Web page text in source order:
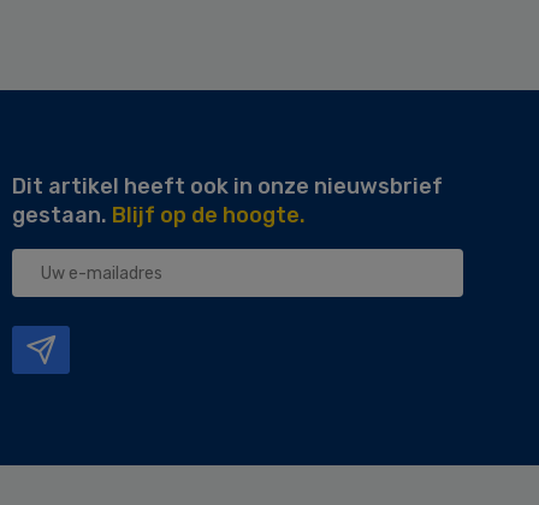
Dit artikel heeft ook in onze nieuwsbrief
gestaan. Blijf op de hoogte.
Uw